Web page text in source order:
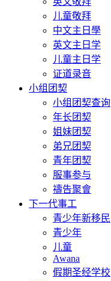
儿童敬拜
中文主日學
英文主日学
儿童主日学
证道录音
小组团契
小组团契查询
年长团契
姐妹团契
弟兄团契
青年团契
服事参与
禱告聚會
下一代事工
青少年新移民
青少年
儿童
Awana
假期圣经学校